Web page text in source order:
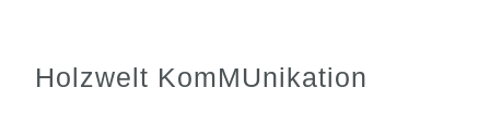
Holzwelt KomMUnikation